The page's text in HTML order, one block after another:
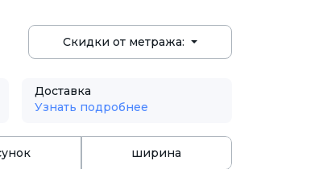
Скидки от метража:
Доставка
Узнать подробнее
ширина